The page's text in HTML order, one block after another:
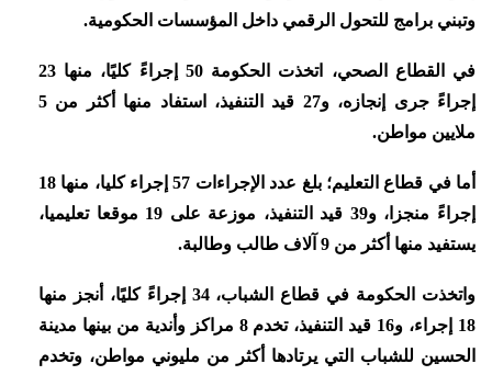
وتبني برامج للتحول الرقمي داخل المؤسسات الحكومية.
في القطاع الصحي، اتخذت الحكومة 50 إجراءً كليًا، منها 23
إجراءً جرى إنجازه، و27 قيد التنفيذ، استفاد منها أكثر من 5
ملايين مواطن.
أما في قطاع التعليم؛ بلغ عدد الإجراءات 57 إجراء كليا، منها 18
إجراءً منجزا، و39 قيد التنفيذ، موزعة على 19 موقعا تعليميا،
يستفيد منها أكثر من 9 آلاف طالب وطالبة.
واتخذت الحكومة في قطاع الشباب، 34 إجراءً كليًا، أنجز منها
18 إجراء، و16 قيد التنفيذ، تخدم 8 مراكز وأندية من بينها مدينة
الحسين للشباب التي يرتادها أكثر من مليوني مواطن، وتخدم